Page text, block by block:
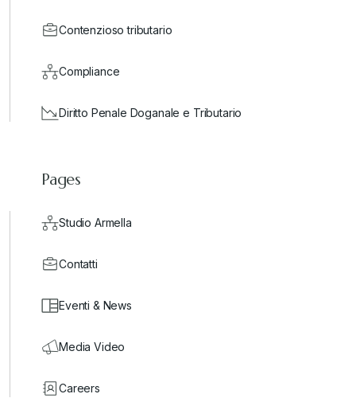
Contenzioso tributario
Compliance
Diritto Penale Doganale e Tributario
Pages
Studio Armella
Contatti
Eventi & News
Media Video
Careers